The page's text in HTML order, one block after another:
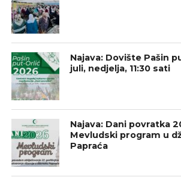
Najava: Dovište Pašin
juli, nedjelja, 11:30 sati
Najava: Dani povratka
Mevludski program u
Papraća